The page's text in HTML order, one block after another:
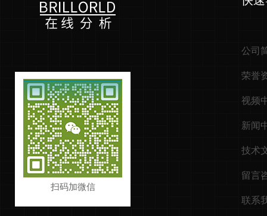
扫码加微信
公司
荣誉
视频
新闻
技术
留言
联系